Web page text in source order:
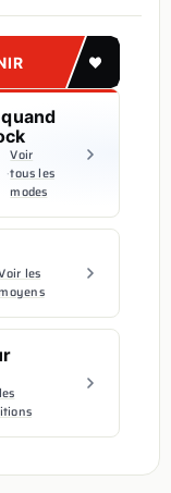
·
Voir
tous les
modes
les